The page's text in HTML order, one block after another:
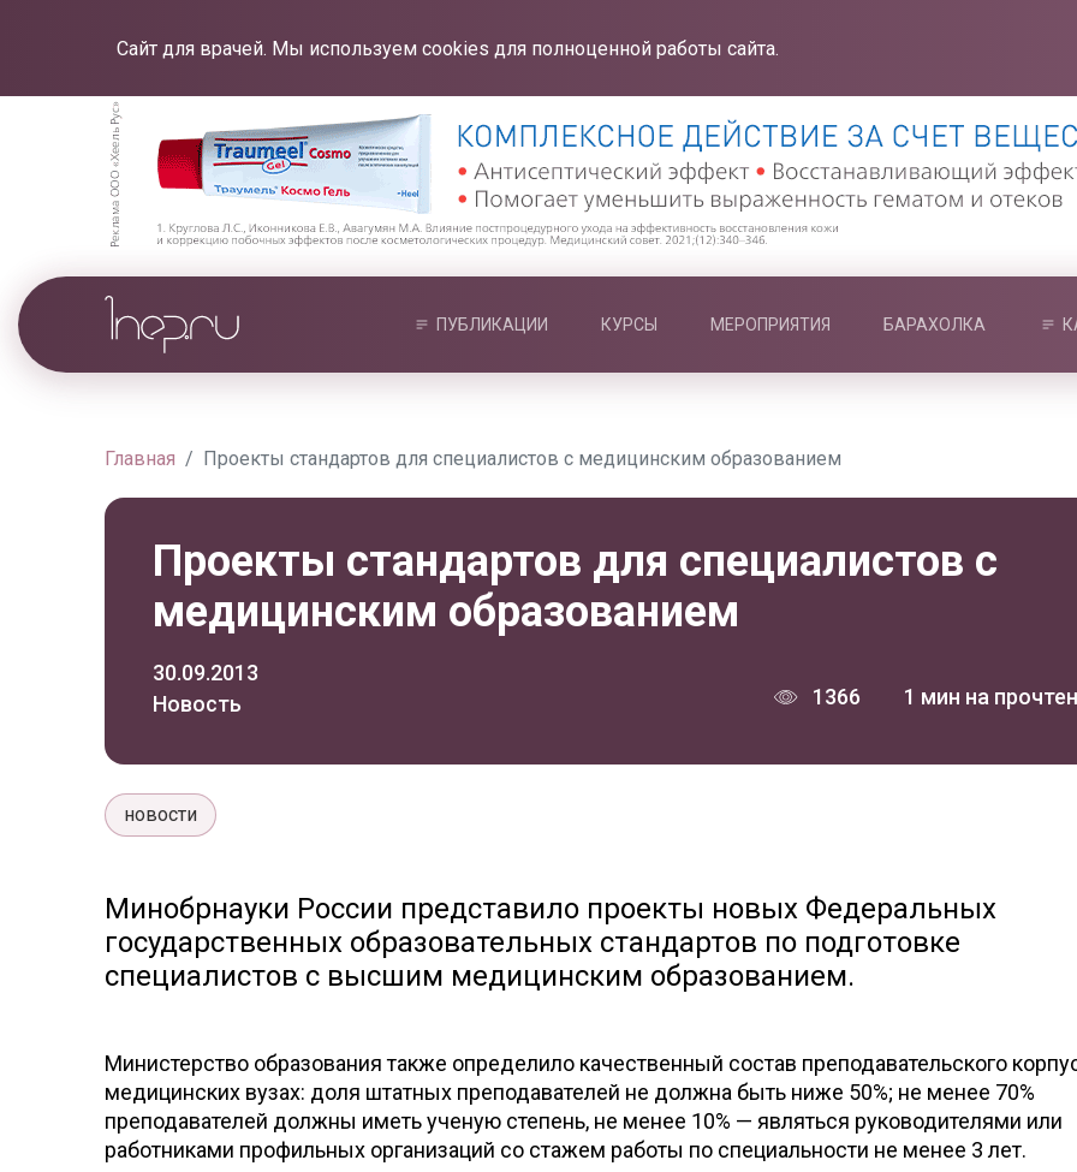
Сайт для врачей. Мы используем cookies для полноценной работы сайта.
ПУБЛИКАЦИИ КУРСЫ МЕРОПРИЯТИЯ БАРАХОЛКА
Главная Проекты стандартов для специалистов с медицинским образованием
Проекты стандартов для специалистов с
медицинским образованием
30.09.2013
Новость
1366 1 мин на
новости
Минобрнауки России представило проекты новых Федеральных
государственных образовательных стандартов по подготовке
специалистов с высшим медицинским образованием.
Министерство образования также определило качественный состав преподавательского
медицинских вузах: доля штатных преподавателей не должна быть ниже 50%; не менее 70%
преподавателей должны иметь ученую степень, не менее 10% — являться руководителями или
работниками профильных организаций со стажем работы по специальности не менее 3 лет.